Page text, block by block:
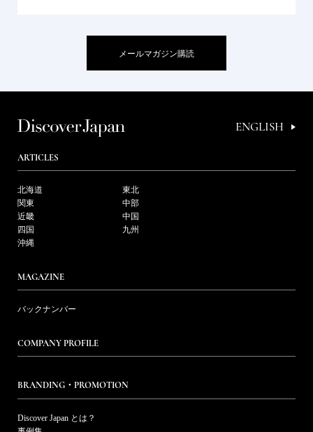
メールマガジン購読
ENGLISH
ARTICLES
北海道
東北
関東
中部
近畿
中国
四国
九州
沖縄
MAGAZINE
バックナンバー
COMPANY PROFILE
BRANDING・PROMOTION
Discover Japan とは？